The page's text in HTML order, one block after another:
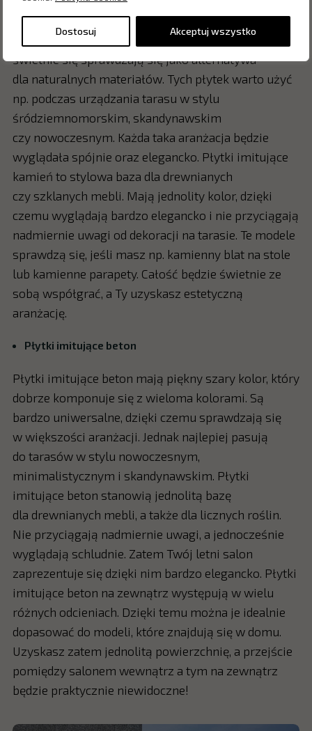
Dostosuj Akceptuj wszystko
strukturę oraz naturalny design. Do złudzenia
przypominają prawdziwe kamienie, a zatem
świetnie się sprawdzają się jako alternatywa
dla naturalnych materiałów. Tych płytek warto użyć
np. podczas urządzania tarasu w stylu
śródziemnomorskim, skandynawskim
czy nowoczesnym. Każda taka aranżacja będzie
wyglądała spójnie oraz elegancko. Płytki imitujące
kamień to stylowa baza dla drewnianych
czy szklanych mebli. Mają jednolity kolor, dzięki
czemu wyglądają bardzo elegancko i nie przyciągają
nadmiernie uwagi od dekoracji na tarasie. Te modele
sprawdzą się, jeśli masz np. kamienny blat na stole
lub kamienne parapety. Całość będzie świetnie ze
sobą współgrać, a Ty uzyskasz estetyczną
aranżację.
Płytki imitujące beton
Płytki imitujące beton mają piękny szary kolor, który
dobrze komponuje się z wieloma kolorami. Są
bardzo uniwersalne, dzięki czemu sprawdzają się
w większości aranżacji. Jednak najlepiej pasują
do tarasów w stylu nowoczesnym,
minimalistycznym i skandynawskim. Płytki
imitujące beton stanowią jednolitą bazę
dla drewnianych mebli, a także dla licznych roślin.
Nie przyciągają nadmiernie uwagi, a jednocześnie
wyglądają schludnie. Zatem Twój letni salon
zaprezentuje się dzięki nim bardzo elegancko. Płytki
imitujące beton na zewnątrz występują w wielu
różnych odcieniach. Dzięki temu można je idealnie
dopasować do modeli, które znajdują się w domu.
Uzyskasz zatem jednolitą powierzchnię, a przejście
pomiędzy salonem wewnątrz a tym na zewnątrz
będzie praktycznie niewidoczne!